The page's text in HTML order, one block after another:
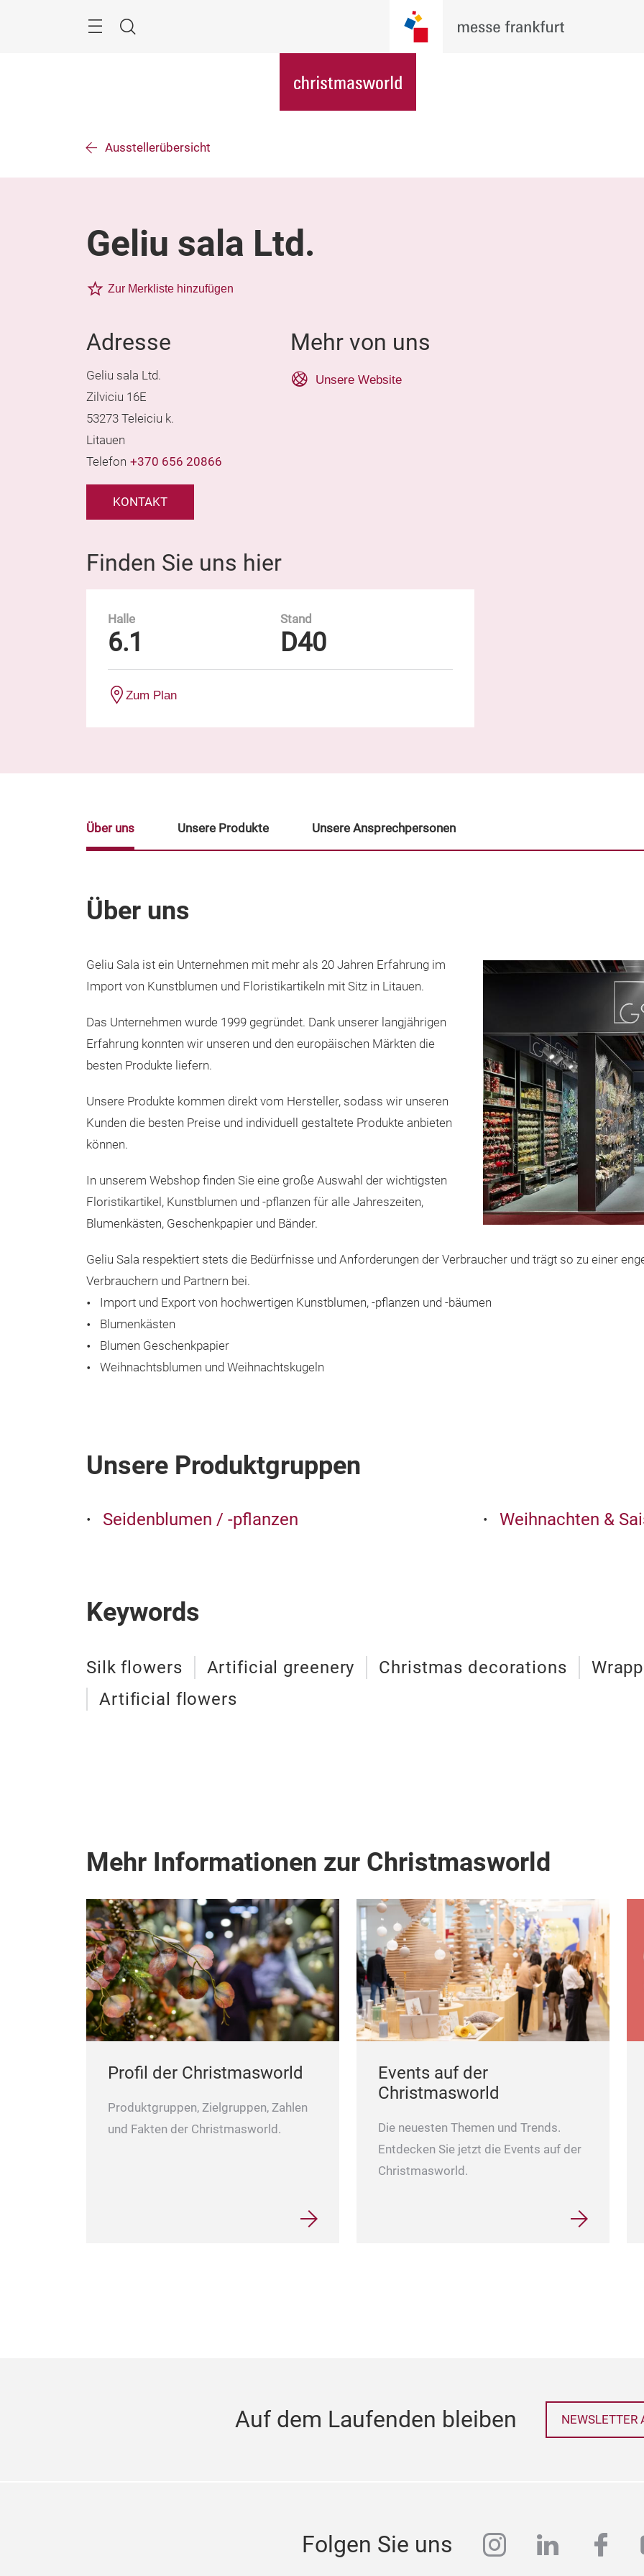
Suche
Ausstellerübersicht
Geliu sala Ltd.
Zur Merkliste hinzufügen
Adresse
Geliu sala Ltd.
Zilviciu 16E
53273 Teleiciu k.
Litauen
Telefon +370 656 20866
KONTAKT
Mehr von uns
Unsere Website
Finden Sie uns hier
Halle
6.1
Stand
D40
Zum Plan
Über uns
Geliu Sala ist ein Unternehmen mit mehr als 20 Jahren Erfahrung im
Import von Kunstblumen und Floristikartikeln mit Sitz in Litauen.
Das Unternehmen wurde 1999 gegründet. Dank unserer langjährigen
Erfahrung konnten wir unseren und den europäischen Märkten die
besten Produkte liefern.
Unsere Produkte kommen direkt vom Hersteller, sodass wir unseren
Kunden die besten Preise und individuell gestaltete Produkte anbieten
können.
In unserem Webshop finden Sie eine große Auswahl der wichtigsten
Floristikartikel, Kunstblumen und -pflanzen für alle Jahreszeiten,
Blumenkästen, Geschenkpapier und Bänder.
Geliu Sala respektiert stets die Bedürfnisse und Anforderungen der Verbraucher und trägt so zu einer
Verbrauchern und Partnern bei.
Import und Export von hochwertigen Kunstblumen, -pflanzen und -bäumen
Blumenkästen
Blumen Geschenkpapier
Weihnachtsblumen und Weihnachtskugeln
Unsere Produktgruppen
Seidenblumen / -pflanzen Weihnachten &
Keywords
Silk flowers Artificial greenery Christmas decorations
Artificial flowers
Über uns Unsere Produkte Unsere Ansprechpersonen
Mehr Informationen zur Christmasworld
Profil der Christmasworld
Produktgruppen, Zielgruppen, Zahlen
und Fakten der Christmasworld.
Events auf der
Christmasworld
Die neuesten Themen und Trends.
Entdecken Sie jetzt die Events auf der
Christmasworld.
Auf dem Laufenden bleiben NEWSLETTER
Folgen Sie uns instagram
linkedin